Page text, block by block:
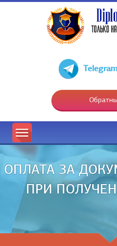
Telegram
ОПЛАТА ЗА
ПРИ